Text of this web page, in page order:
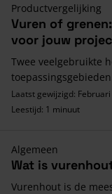
Productvergelijking
Vuren of
voor jouw
Twee veelgebruikte
Laatst gewijzigd:
Leestijd: 1 minuut
Algemeen
Wat is
Vurenhout is de